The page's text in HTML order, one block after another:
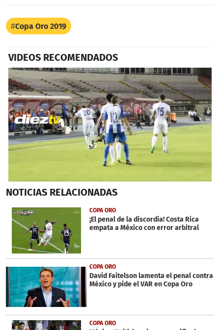
Copa Oro 2019
VIDEOS RECOMENDADOS
of
minute,
0
NOTICIAS RELACIONADAS
COPA ORO
¡El penal de la discordia! Costa Rica
empata a México con error arbitral
COPA ORO
David Faitelson lamenta el penal contra
México y pide el VAR en Copa Oro
COPA ORO